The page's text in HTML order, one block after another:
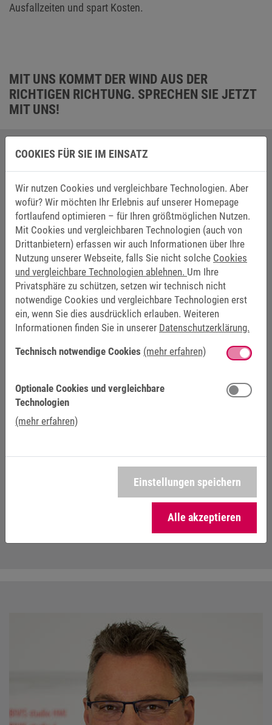
Ausfallzeiten und spart Kosten.
MIT UNS KOMMT DER WIND AUS DER
RICHTIGEN RICHTUNG. SPRECHEN SIE JETZT
MIT UNS!
Produktmanager Windenergie
COOKIES FÜR SIE IM EINSATZ
Wir nutzen Cookies und vergleichbare Technologien. Aber
wofür? Wir möchten Ihr Erlebnis auf unserer Homepage
fortlaufend optimieren – für Ihren größtmöglichen Nutzen.
Mit Cookies und vergleichbaren Technologien (auch von
Drittanbietern) erfassen wir auch Informationen über Ihre
Nutzung unserer Webseite, falls Sie nicht solche Cookies
und vergleichbare Technologien ablehnen. Um Ihre
Privatsphäre zu schützen, setzen wir technisch nicht
notwendige Cookies und vergleichbare Technologien erst
ein, wenn Sie dies ausdrücklich erlauben. Weiteren
Informationen finden Sie in unserer Datenschutzerklärung.
Technisch notwendige Cookies (mehr erfahren)
Optionale Cookies und vergleichbare
Technologien
(mehr erfahren)
Einstellungen speichern
Alle akzeptieren